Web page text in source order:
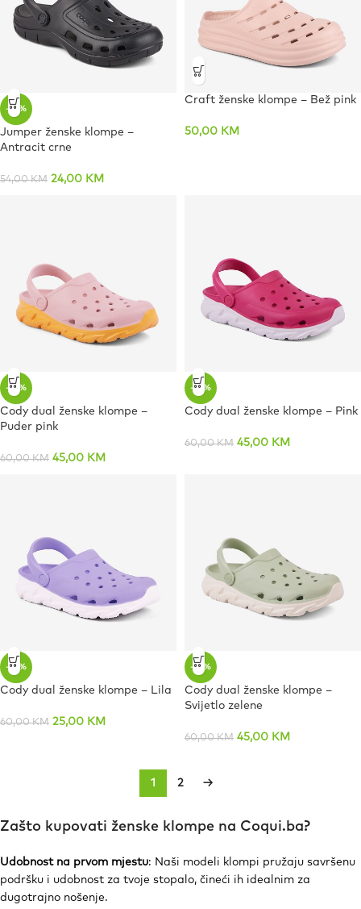
-56%
Jumper ženske klompe –
Antracit crne
54,00KM 24,00 KM
Craft ženske klompe – Bež pink
50,00 KM
-25%
Cody dual ženske klompe –
Puder pink
60,00KM 45,00 KM
-25%
Cody dual ženske klompe – Pink
60,00KM 45,00 KM
-58%
Cody dual ženske klompe – Lila
60,00KM 25,00 KM
-25%
Cody dual ženske klompe –
Svijetlo zelene
60,00KM 45,00 KM
1 2 →
Zašto kupovati ženske klompe na Coqui.ba?
Udobnost na prvom mjestu: Naši modeli klompi pružaju savršenu
podršku i udobnost za tvoje stopalo, čineći ih idealnim za
dugotrajno nošenje.